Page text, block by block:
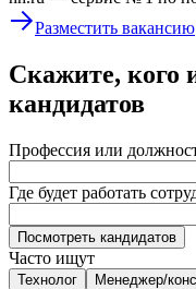
Разместить вакансию
Скажите, кого
кандидатов
Профессия или
Где будет работать
Посмотреть кандидатов
Часто ищут
Технолог Менеджер/